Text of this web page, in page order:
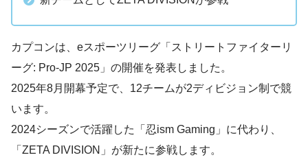
カプコンは、eスポーツリーグ「ストリートファイターリ
ーグ: Pro-JP 2025」の開催を発表しました。
2025年8月開幕予定で、12チームが2ディビジョン制で競
います。
2024シーズンで活躍した「忍ism Gaming」に代わり、
「ZETA DIVISION」が新たに参戦します。